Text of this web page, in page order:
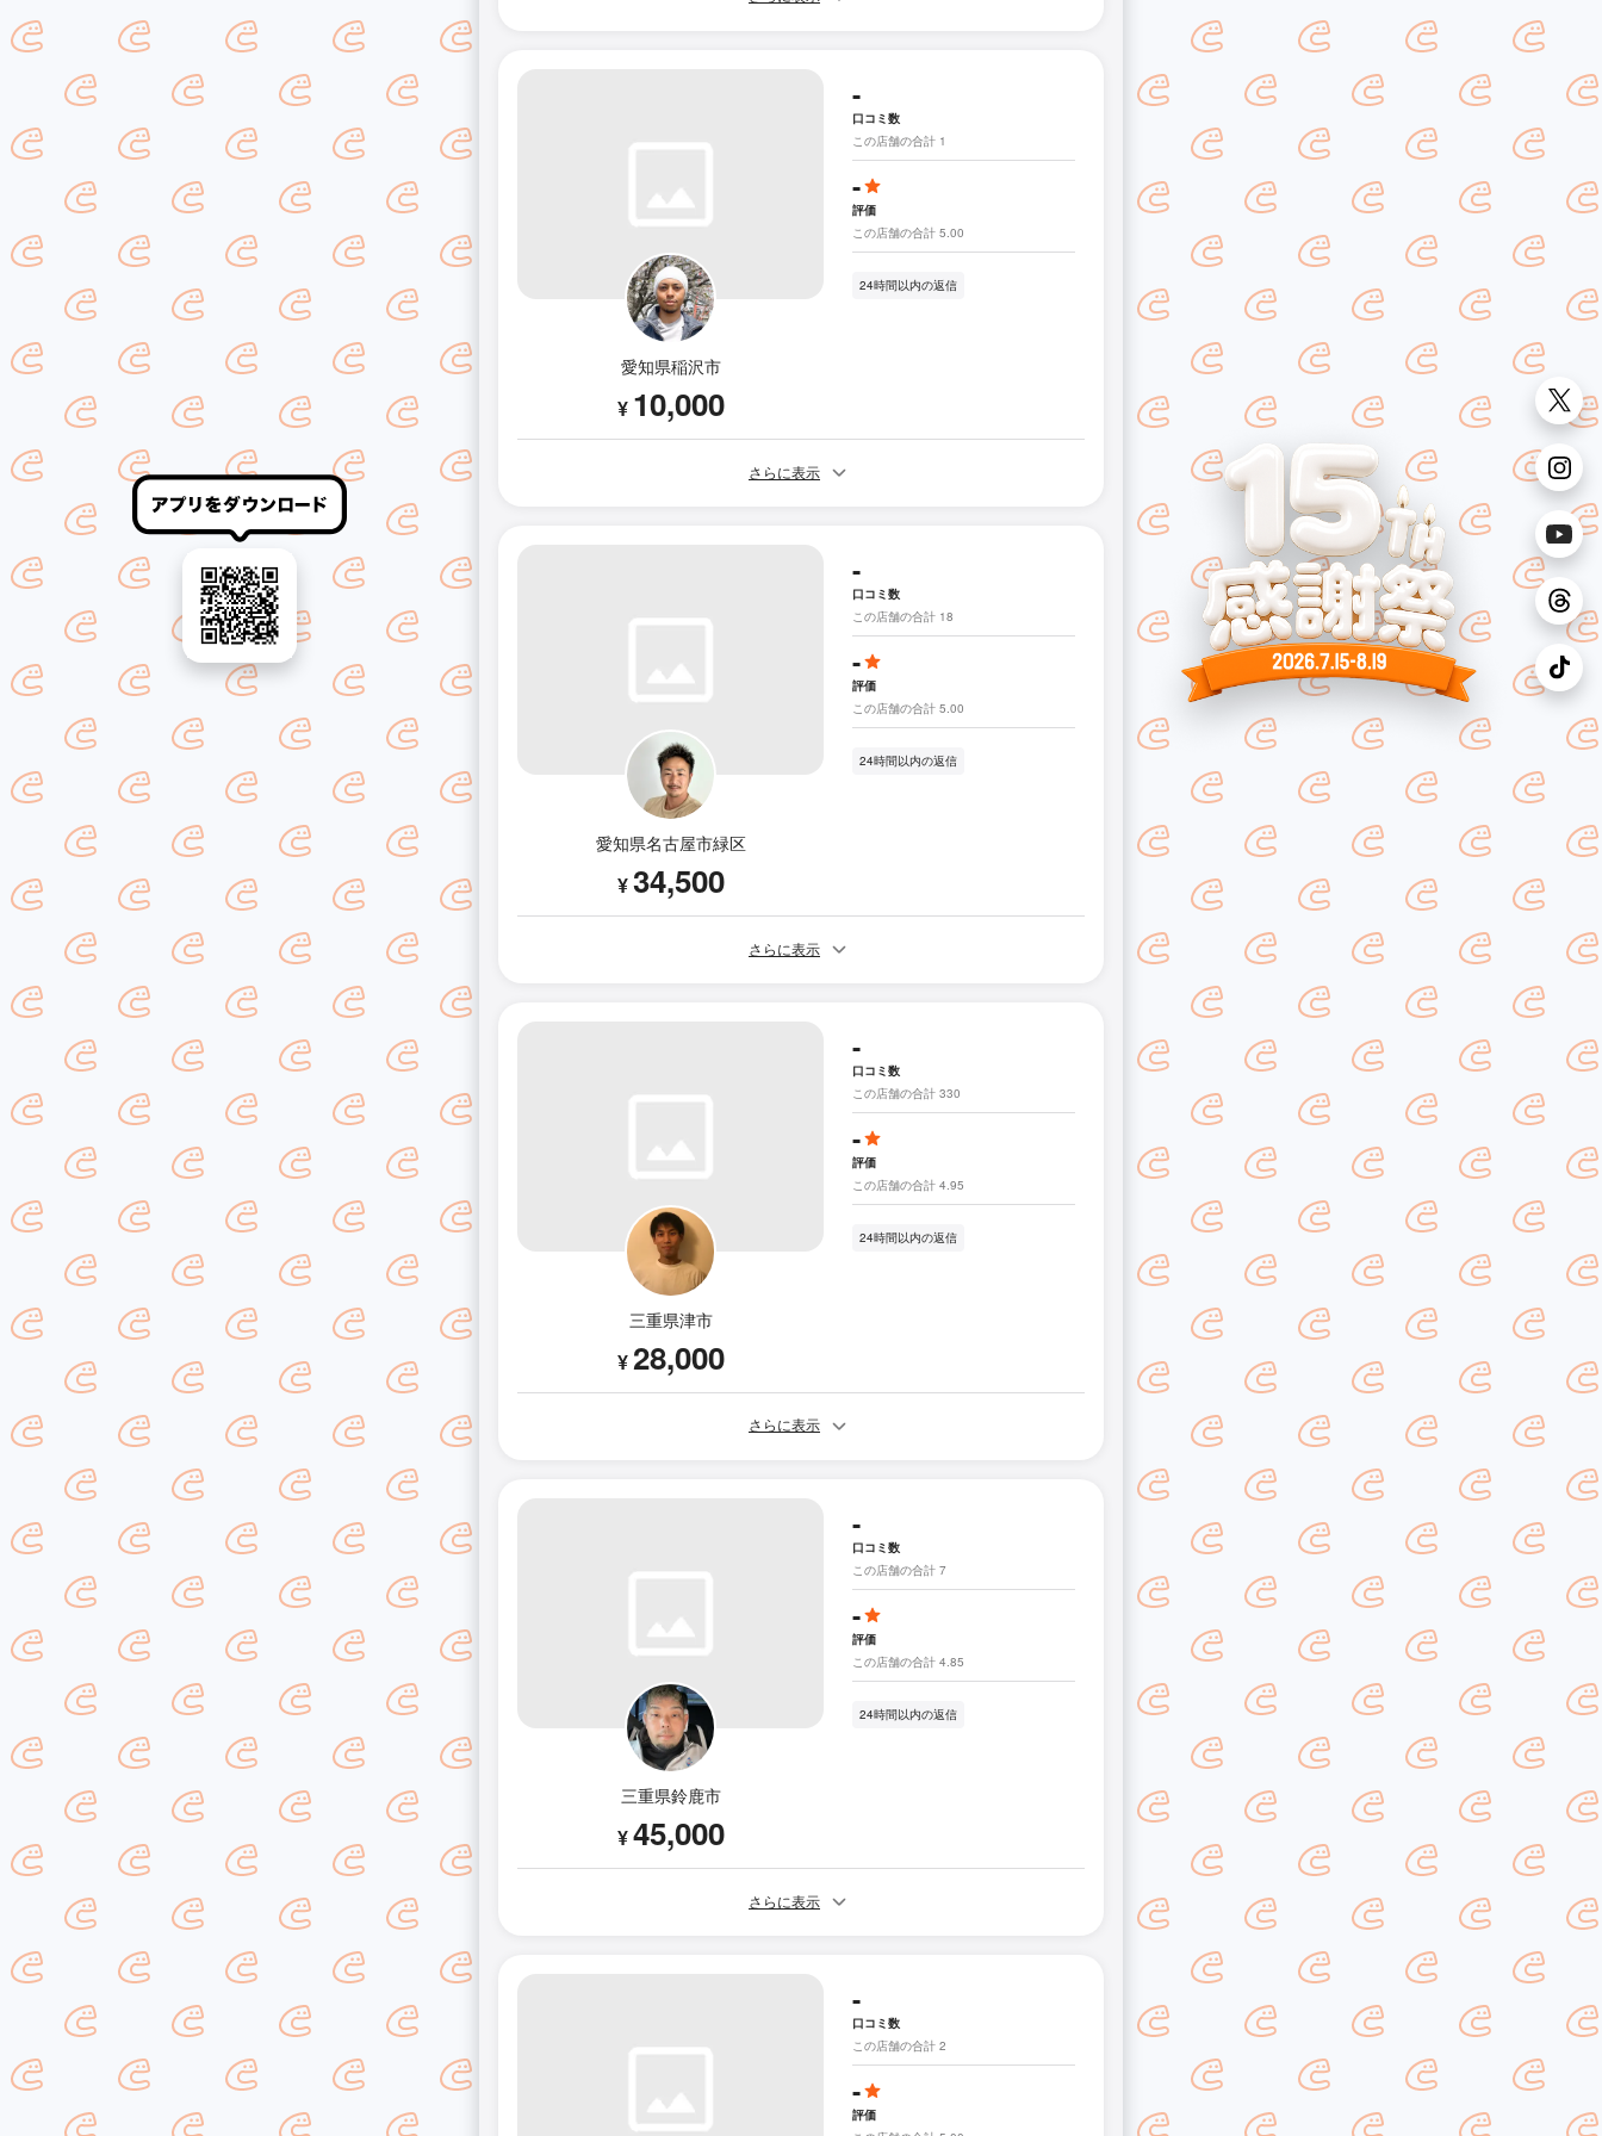
愛知県稲沢市
¥ 10,000
-
口コミ数
この店舗の合計 1
-
評価
この店舗の合計 5.00
24時間以内の返信
さらに表示
愛知県名古屋市緑区
¥34,500
-
口コミ数
この店舗の合計 18
-
評価
この店舗の合計 5.00
24時間以内の返信
さらに表示
三重県津市
¥28,000
-
口コミ数
この店舗の合計 330
-
評価
この店舗の合計 4.95
24時間以内の返信
さらに表示
三重県鈴鹿市
¥45,000
-
口コミ数
この店舗の合計 7
-
評価
この店舗の合計 4.85
24時間以内の返信
さらに表示
-
口コミ数
この店舗の合計 2
-
評価